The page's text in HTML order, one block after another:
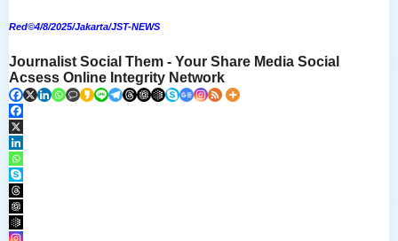
Red©4/8/2025/Jakarta/JST-NEWS
Journalist Social Them - Your Share Media Social
Acsess Online Integrity Network